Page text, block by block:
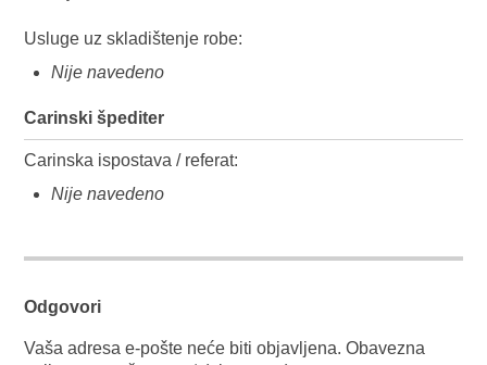
Usluge uz skladištenje robe:
Nije navedeno
Carinski špediter
Carinska ispostava / referat:
Nije navedeno
Odgovori
Vaša adresa e-pošte neće biti objavljena. Obavezna